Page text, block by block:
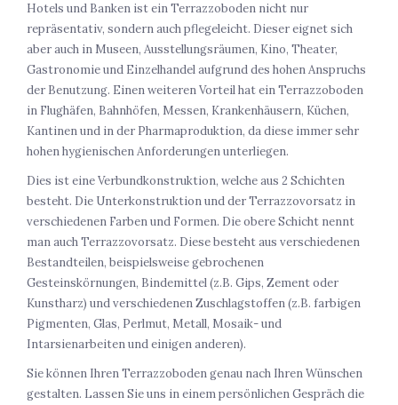
Hotels und Banken ist ein Terrazzoboden nicht nur
repräsentativ, sondern auch pflegeleicht. Dieser eignet sich
aber auch in Museen, Ausstellungsräumen, Kino, Theater,
Gastronomie und Einzelhandel aufgrund des hohen Anspruchs
der Benutzung. Einen weiteren Vorteil hat ein Terrazzoboden
in Flughäfen, Bahnhöfen, Messen, Krankenhäusern, Küchen,
Kantinen und in der Pharmaproduktion, da diese immer sehr
hohen hygienischen Anforderungen unterliegen.
Dies ist eine Verbundkonstruktion, welche aus 2 Schichten
besteht. Die Unterkonstruktion und der Terrazzovorsatz in
verschiedenen Farben und Formen. Die obere Schicht nennt
man auch Terrazzovorsatz. Diese besteht aus verschiedenen
Bestandteilen, beispielsweise gebrochenen
Gesteinskörnungen, Bindemittel (z.B. Gips, Zement oder
Kunstharz) und verschiedenen Zuschlagstoffen (z.B. farbigen
Pigmenten, Glas, Perlmut, Metall, Mosaik- und
Intarsienarbeiten und einigen anderen).
Sie können Ihren Terrazzoboden genau nach Ihren Wünschen
gestalten. Lassen Sie uns in einem persönlichen Gespräch die